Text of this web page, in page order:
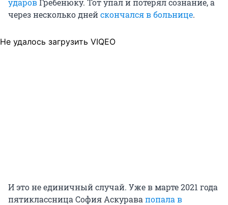
через несколько днейскончался в больнице.
Не удалось загрузить VIQEO
И это не единичный случай. Уже в марте 2021 года
пятиклассница София Аскурава попала в